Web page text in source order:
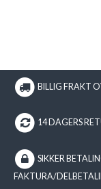
BILLIG FRAKT
14 DAGERS
SIKKER
FAKTURA/